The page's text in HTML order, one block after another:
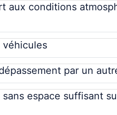
aux conditions
véhicules
par un
espace suffisant